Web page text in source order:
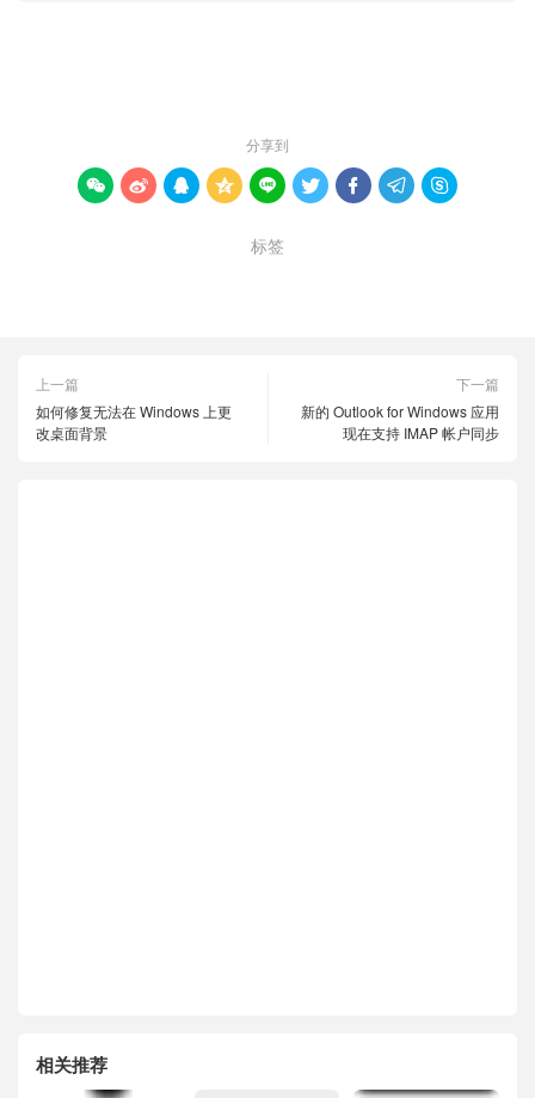
分享到
        
标签
上一篇
如何修复无法在 Windows 上更
改桌面背景
下一篇
新的 Outlook for Windows 应用
现在支持 IMAP 帐户同步
相关推荐